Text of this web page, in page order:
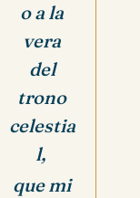
o a la
vera
del
trono
celestia
l,
que mi